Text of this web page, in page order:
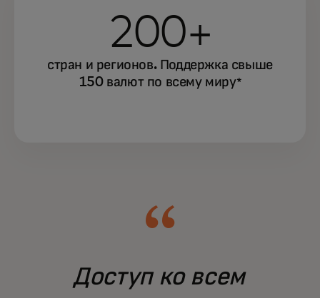
труднодоступные рынки, предоставляя
услуги компаниям и людям по всему миру.
200+
стран и регионов. Поддержка свыше
150 валют по всему миру*
Доступ ко всем